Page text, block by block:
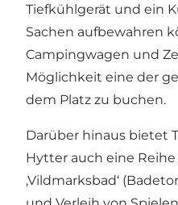
Tiefkühlgerät und ein
Sachen aufbewahren
Campingwagen und
Möglichkeit eine der
dem Platz zu buchen.
Darüber hinaus bietet
Hytter auch eine
‚Vildmarksbad‘